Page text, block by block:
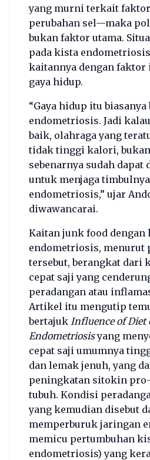
yang murni terkait
perubahan sel—maka
bukan faktor utama.
pada kista
kaitannya dengan faktor
gaya hidup.
“Gaya hidup itu
endometriosis. Jadi
baik, olahraga yang
tidak tinggi kalori,
sebenarnya sudah dapat
untuk menjaga
endometriosis,” ujar
diwawancarai.
Kaitan junk food dengan
endometriosis, menurut
tersebut, berangkat dari
cepat saji yang
peradangan atau
Artikel itu mengutip
bertajuk Influence of Diet
Endometriosisyang
cepat saji umumnya
dan lemak jenuh, yang
peningkatan sitokin
tubuh. Kondisi
yang kemudian disebut
memperburuk jaringan
memicu pertumbuhan
endometriosis) yang